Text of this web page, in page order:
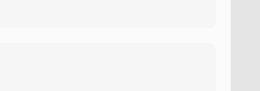
ループットに合わせて特別に選択され、1990年代初頭にデ